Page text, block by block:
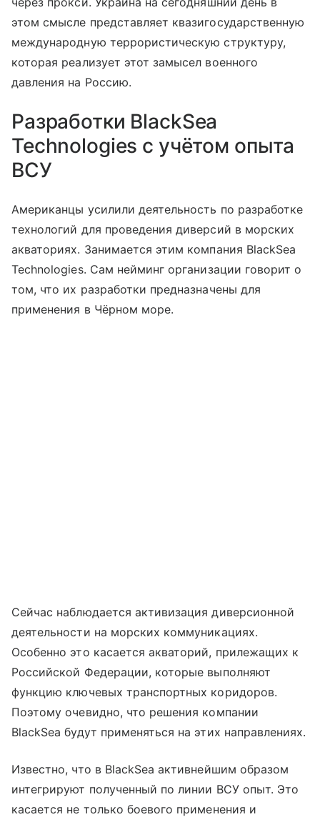
этом смысле представляет квазигосударственную
международную террористическую структуру,
которая реализует этот замысел военного
давления на Россию.
Разработки BlackSea
Technologies с учётом опыта
ВСУ
Американцы усилили деятельность по разработке
технологий для проведения диверсий в морских
акваториях. Занимается этим компания BlackSea
Technologies. Сам нейминг организации говорит о
том, что их разработки предназначены для
применения в Чёрном море.
Сейчас наблюдается активизация диверсионной
деятельности на морских коммуникациях.
Особенно это касается акваторий, прилежащих к
Российской Федерации, которые выполняют
функцию ключевых транспортных коридоров.
Поэтому очевидно, что решения компании
BlackSea будут применяться на этих направлениях.
Известно, что в BlackSea активнейшим образом
интегрируют полученный по линии ВСУ опыт. Это
касается не только боевого применения и